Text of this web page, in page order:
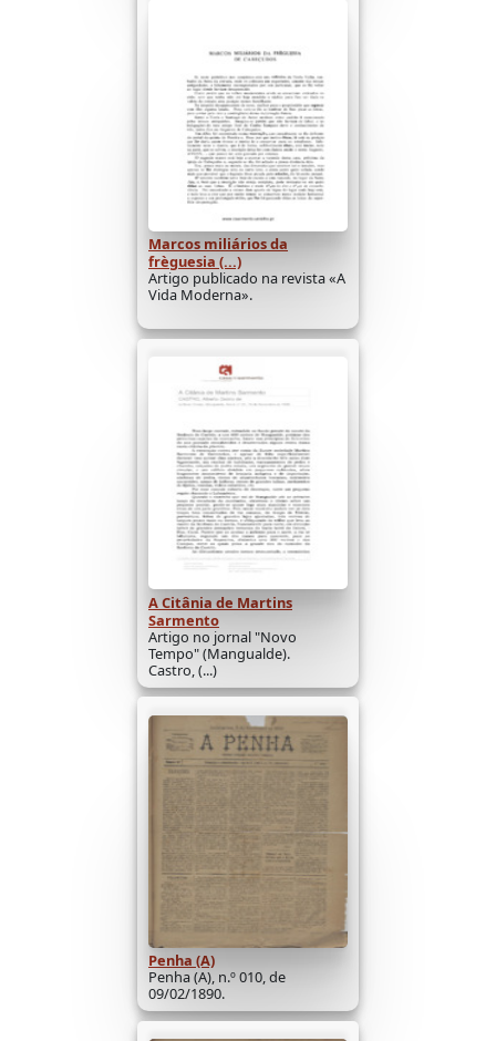
Marcos miliários da
frèguesia (...)
Artigo publicado na revista «A
Vida Moderna».
A Citânia de Martins
Sarmento
Artigo no jornal "Novo
Tempo" (Mangualde).
Castro, (...)
Penha (A)
Penha (A), n.º 010, de
09/02/1890.